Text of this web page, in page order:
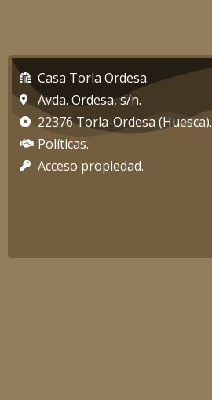
Casa Torla Ordesa.
Avda. Ordesa, s/n.
22376 Torla-Ordesa (Huesca).
Políticas.
Acceso propiedad.